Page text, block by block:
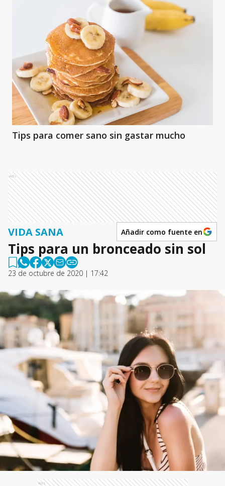
Tips para comer sano sin gastar mucho
Ads
VIDA SANA Añadir como fuente en
Tips para un bronceado sin sol
23 de octubre de 2020 | 17:42
Ads